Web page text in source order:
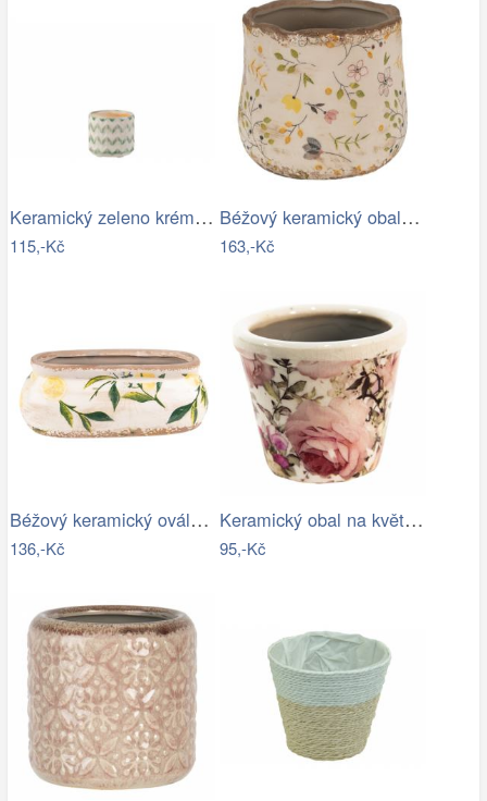
Keramický zeleno krémový květináč se…
115,-Kč
Béžový keramický obal na květináč se…
163,-Kč
Béžový keramický oválný obal na…
136,-Kč
Keramický obal na květináč s růžemi…
95,-Kč